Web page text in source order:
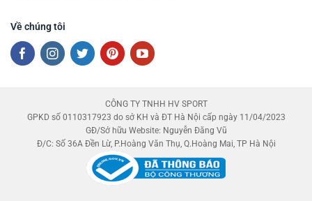
Về chúng tôi
CÔNG TY TNHH HV SPORT
GPKD số 0110317923 do sở KH và ĐT Hà Nội cấp ngày 11/04/2023
GĐ/Sở hữu Website: Nguyễn Đăng Vũ
Đ/C: Số 36A Đền Lừ, P.Hoàng Văn Thụ, Q.Hoàng Mai, TP Hà Nội